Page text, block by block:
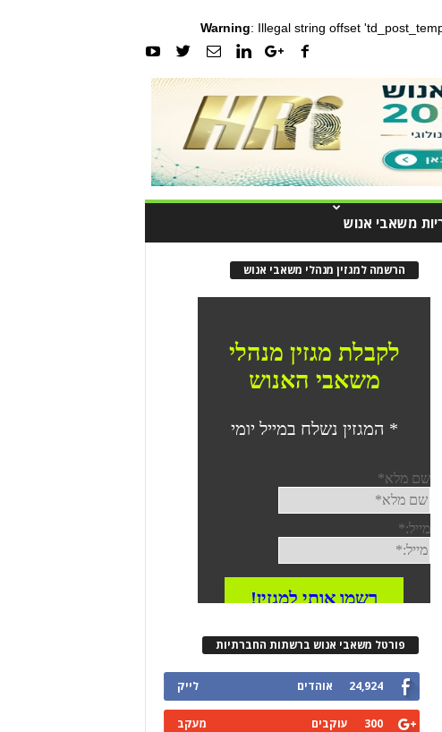
Warning: Illegal string offset
משאבי אנוש
הרשמה למגזין מנהלי משאבי אנוש
פורטל משאבי אנוש ברשתות החברתיות
24,924 אוהדים לייק
300 עוקבים מעקב